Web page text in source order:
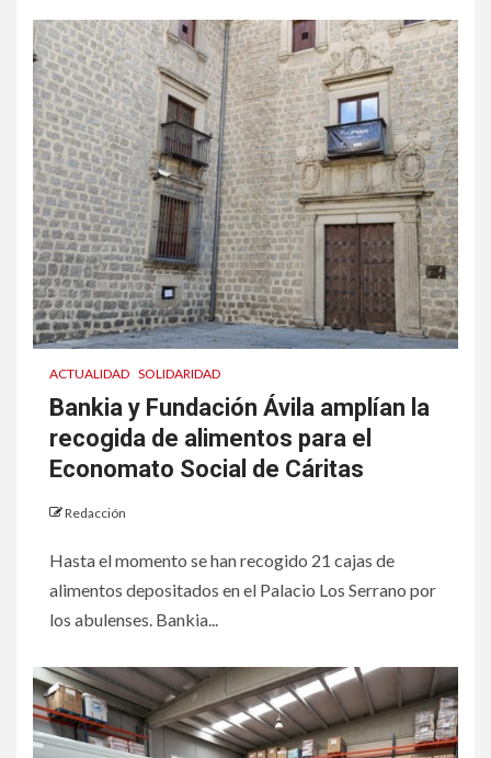
ACTUALIDAD SOLIDARIDAD
Bankia y Fundación Ávila amplían la
recogida de alimentos para el
Economato Social de Cáritas
Redacción
Hasta el momento se han recogido 21 cajas de
alimentos depositados en el Palacio Los Serrano por
los abulenses. Bankia...